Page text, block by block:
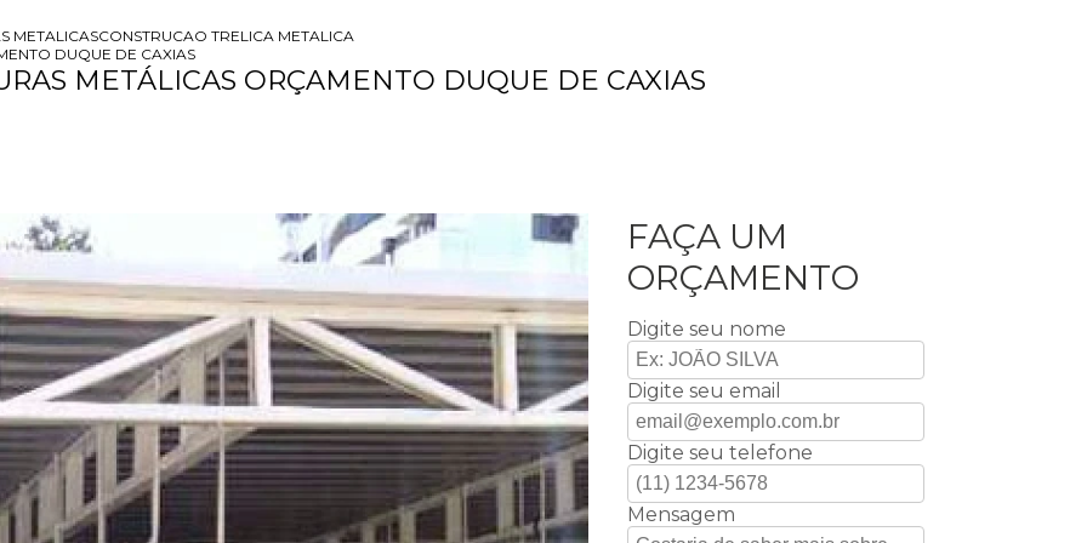
METALICASCONSTRUCAO TRELICA METALICA
DUQUE DE CAXIAS
METÁLICAS ORÇAMENTO DUQUE DE CAXIAS
FAÇA UM
ORÇAMENTO
Digite seu nome
Digite seu email
Digite seu telefone
Mensagem